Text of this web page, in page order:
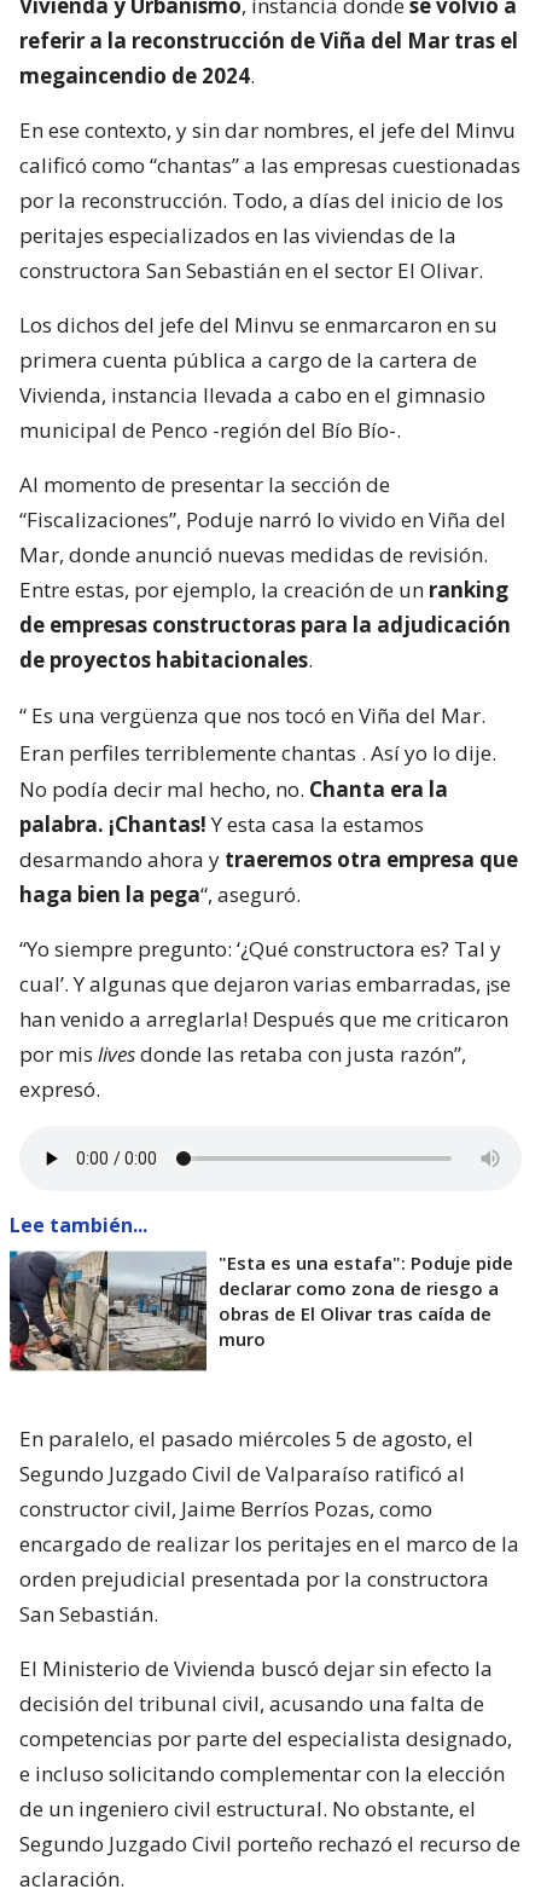
Vivienda y Urbanismo, instancia dondese volvió a
referir a la reconstrucción de Viña del Mar tras el
megaincendio de 2024.
En ese contexto, y sin dar nombres, el jefe del Minvu
calificó como “chantas” a las empresas cuestionadas
por la reconstrucción. Todo, a días del inicio de los
peritajes especializados en las viviendas de la
constructora San Sebastián en el sector El Olivar.
Los dichos del jefe del Minvu se enmarcaron en su
primera cuenta pública a cargo de la cartera de
Vivienda, instancia llevada a cabo en el gimnasio
municipal de Penco -región del Bío Bío-.
Al momento de presentar la sección de
“Fiscalizaciones”, Poduje narró lo vivido en Viña del
Mar, donde anunció nuevas medidas de revisión.
Entre estas, por ejemplo, la creación de un ranking
de empresas constructoras para la adjudicación
de proyectos habitacionales.
“ Es una vergüenza que nos tocó en Viña del Mar.
Eran perfiles terriblemente chantas . Así yo lo dije.
No podía decir mal hecho, no. Chanta era la
palabra. ¡Chantas!Y esta casa la estamos
desarmando ahora y traeremos otra empresa que
haga bien la pega“, aseguró.
“Yo siempre pregunto: ‘¿Qué constructora es? Tal y
cual’. Y algunas que dejaron varias embarradas, ¡se
han venido a arreglarla! Después que me criticaron
por mis livesdonde las retaba con justa razón”,
expresó.
Lee también...
"Esta es una estafa": Poduje pide
declarar como zona de riesgo a
obras de El Olivar tras caída de
muro
En paralelo, el pasado miércoles 5 de agosto, el
Segundo Juzgado Civil de Valparaíso ratificó al
constructor civil, Jaime Berríos Pozas, como
encargado de realizar los peritajes en el marco de la
orden prejudicial presentada por la constructora
San Sebastián.
El Ministerio de Vivienda buscó dejar sin efecto la
decisión del tribunal civil, acusando una falta de
competencias por parte del especialista designado,
e incluso solicitando complementar con la elección
de un ingeniero civil estructural. No obstante, el
Segundo Juzgado Civil porteño rechazó el recurso de
aclaración.